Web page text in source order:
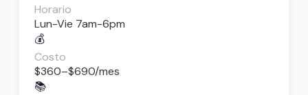
Horario
Lun-Vie 7am-6pm
💰
Costo
$360–$690/mes
📚